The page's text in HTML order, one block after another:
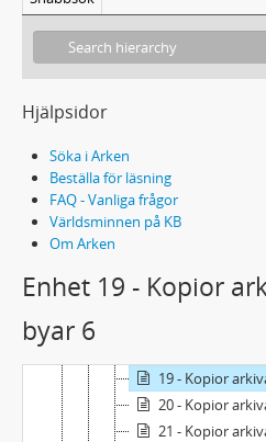
Hjälpsidor
Söka i Arken
Beställa för läsning
FAQ - Vanliga frågor
Världsminnen på KB
Om Arken
Enhet 19 - Kopior
byar 6
Egna manuskript och
Genealogi och
1 - Kopior ur domböcker
12 - Kopior
13 - Kopior
15 - Kopior
16 - Kopior
19 - Kopior
20 - Kopior
21 - Kopior